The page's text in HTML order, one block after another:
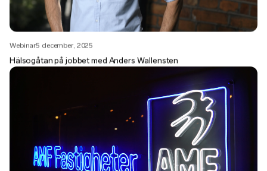
Webinar5 december, 2025
Hälsogåtan på jobbet med Anders Wallensten